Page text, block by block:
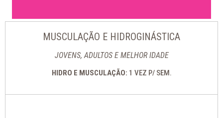
MUSCULAÇÃO E HIDROGINÁSTICA
JOVENS, ADULTOS E MELHOR IDADE
HIDRO E MUSCULAÇÃO: 1 VEZ P/ SEM.